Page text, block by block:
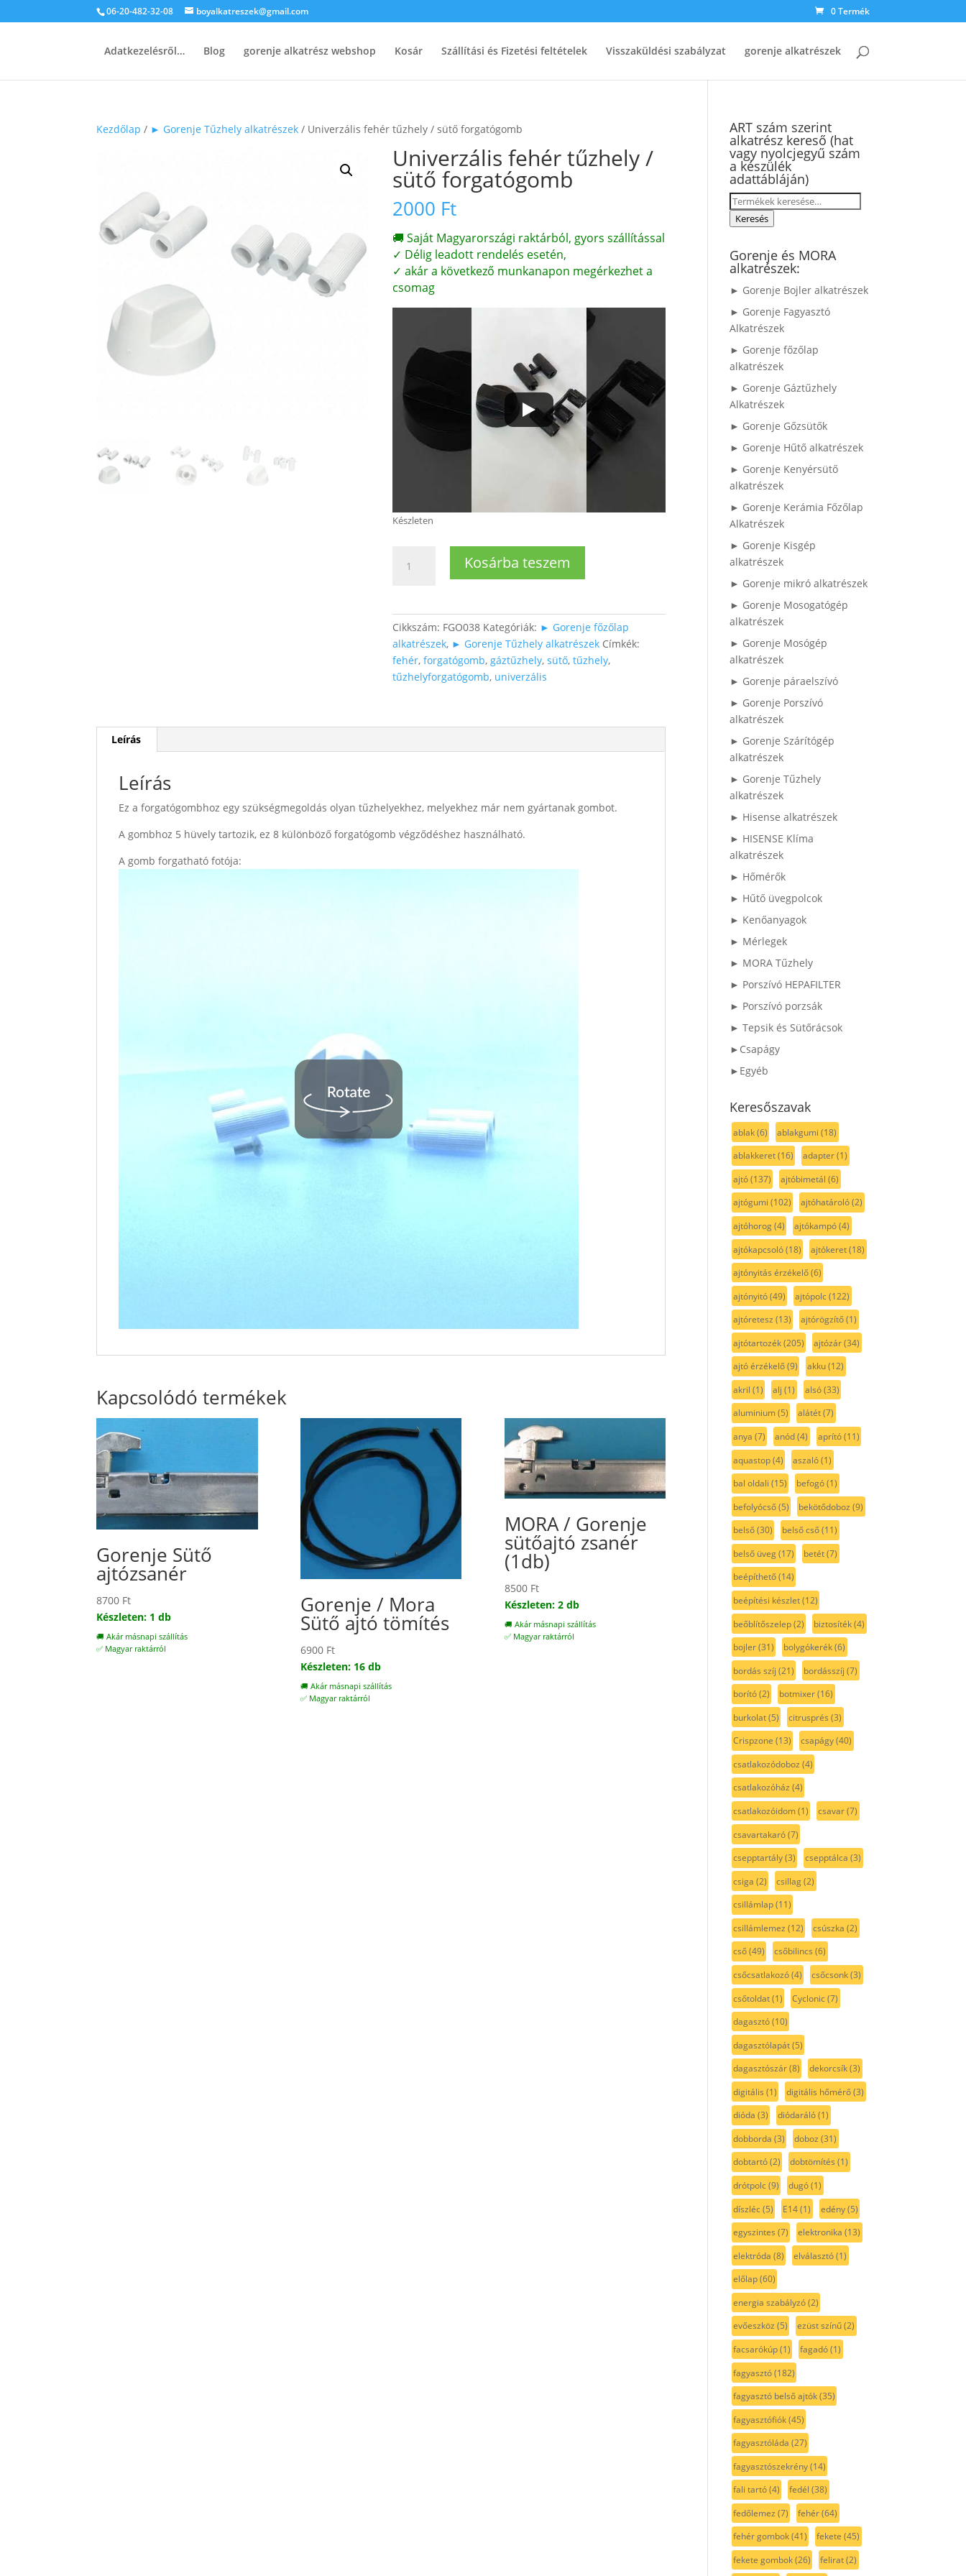
06-20-482-32-08 boyalkatreszek@gmail.com 0 Termék
Adatkezelésről… Blog gorenje alkatrész webshop Kosár Szállítási és Fizetési feltételek Visszaküldési szabályzat gorenje alkatrészek
Kezdőlap / ► Gorenje Tűzhely alkatrészek / Univerzális fehér tűzhely / sütő forgatógomb
Univerzális fehér tűzhely /
sütő forgatógomb
2000 Ft
🚚 Saját Magyarországi raktárból, gyors szállítással
✓ Délig leadott rendelés esetén,
✓ akár a következő munkanapon megérkezhet a
csomag
Készleten
fehér
sütő
forgatógomb
mennyiség
Kosárba teszem
Cikkszám: FGO038 Kategóriák: ► Gorenje főzőlap
alkatrészek, ► Gorenje Tűzhely alkatrészek Címkék:
fehér,forgatógomb,gáztűzhely,sütő,tűzhely,
tűzhelyforgatógomb, univerzális
Leírás
Leírás
Ez a forgatógombhoz egy szükségmegoldás olyan tűzhelyekhez, melyekhez már nem gyártanak gombot.
A gombhoz 5 hüvely tartozik, ez 8 különböző forgatógomb végződéshez használható.
A gomb forgatható fotója:
Kapcsolódó termékek
Gorenje Sütő
ajtózsanér
8700 Ft
Készleten: 1 db
🚚 Akár másnapi szállítás
✅ Magyar raktárról
Gorenje / Mora
Sütő ajtó tömítés
6900 Ft
Készleten: 16 db
🚚 Akár másnapi szállítás
✅ Magyar raktárról
MORA / Gorenje
sütőajtó zsanér
(1db)
8500 Ft
Készleten: 2 db
🚚 Akár másnapi szállítás
✅ Magyar raktárról
ART szám szerint
alkatrész kereső (hat
vagy nyolcjegyű szám
a készülék
adattábláján)
Keresés
a Keresés
Gorenje és MORA
alkatrészek:
► Gorenje Bojler alkatrészek
► Gorenje Fagyasztó
Alkatrészek
► Gorenje főzőlap
alkatrészek
► Gorenje Gáztűzhely
Alkatrészek
► Gorenje Gőzsütők
► Gorenje Hűtő alkatrészek
► Gorenje Kenyérsütő
alkatrészek
► Gorenje Kerámia Főzőlap
Alkatrészek
► Gorenje Kisgép
alkatrészek
► Gorenje mikró alkatrészek
► Gorenje Mosogatógép
alkatrészek
► Gorenje Mosógép
alkatrészek
► Gorenje páraelszívó
► Gorenje Porszívó
alkatrészek
► Gorenje Szárítógép
alkatrészek
► Gorenje Tűzhely
alkatrészek
► Hisense alkatrészek
► HISENSE Klíma
alkatrészek
► Hőmérők
► Hűtő üvegpolcok
► Kenőanyagok
► Mérlegek
► MORA Tűzhely
► Porszívó HEPAFILTER
► Porszívó porzsák
► Tepsik és Sütőrácsok
►Csapágy
►Egyéb
Keresőszavak
ablak(6) ablakgumi (18)
ablakkeret(16) adapter(1)
ajtó(137) ajtóbimetál (6)
ajtógumi (102) ajtóhatároló(2)
ajtóhorog(4) ajtókampó(4)
ajtókapcsoló(18) ajtókeret(18)
ajtónyitás érzékelő(6)
ajtónyitó(49) ajtópolc(122)
ajtóretesz (13) ajtórögzítő(1)
ajtótartozék(205) ajtózár(34)
ajtó érzékelő(9) akku(12)
akril (1) alj (1) alsó(33)
aluminium(5) alátét(7)
anya (7) anód(4) aprító(11)
aquastop(4) aszaló(1)
bal oldali (15) befogó(1)
befolyócső(5) bekötődoboz (9)
belső(30) belső cső(11)
belső üveg(17) betét(7)
beépíthető(14)
beépítési készlet(12)
beőblítőszelep(2) biztosíték(4)
bojler(31) bolygókerék(6)
bordás szíj (21) bordásszíj (7)
borító(2) botmixer(16)
burkolat(5) citrusprés (3)
Crispzone (13) csapágy(40)
csatlakozódoboz (4)
csatlakozóház (4)
csatlakozóidom(1) csavar(7)
csavartakaró(7)
csepptartály(3) csepptálca (3)
csiga (2) csillag(2)
csillámlap(11)
csillámlemez (12) csúszka (2)
cső(49) csőbilincs (6)
csőcsatlakozó(4) csőcsonk(3)
csőtoldat(1) Cyclonic(7)
dagasztó(10)
dagasztólapát(5)
dagasztószár(8) dekorcsík(3)
digitális (1) digitális hőmérő(3)
dióda (3) diódaráló(1)
dobborda (3) doboz (31)
dobtartó(2) dobtömítés (1)
drótpolc(9) dugó(1)
díszléc(5) E14(1) edény(5)
egyszintes (7) elektronika (13)
elektróda (8) elválasztó(1)
előlap(60)
energia szabályzó(2)
evőeszköz (5) ezüst színű(2)
facsarókúp(1) fagadó(1)
fagyasztó(182)
fagyasztó belső ajtók(35)
fagyasztófiók(45)
fagyasztóláda (27)
fagyasztószekrény(14)
fali tartó(4) fedél (38)
fedőlemez (7) fehér(64)
fehér gombok(41) fekete (45)
fekete gombok(26) felirat(2)